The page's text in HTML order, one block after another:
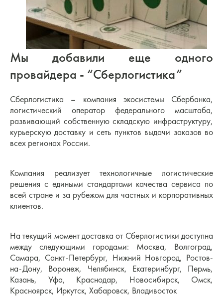
Мы добавили еще одного
провайдера - “Сберлогистика”
Сберлогистика – компания экосистемы Сбербанка,
логистический оператор федерального масштаба,
развивающий собственную складскую инфраструктуру,
курьерскую доставку и сеть пунктов выдачи заказов во
всех регионах России.
Компания реализует технологичные логистические
решения с едиными стандартами качества сервиса по
всей стране и за рубежом для частных и корпоративных
клиентов.
На текущий момент доставка от Сберлогистики доступна
между следующими городами: Москва, Волгоград,
Самара, Санкт-Петербург, Нижний Новгород, Ростов-
на-Дону, Воронеж, Челябинск, Екатеринбург, Пермь,
Казань, Уфа, Краснодар, Новосибирск, Омск,
Красноярск, Иркутск, Хабаровск, Владивосток